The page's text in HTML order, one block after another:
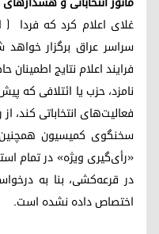
غلای اعلام کرد که فردا (
سراسر عراق برگزار
فرایند اعلام نتایج
نامزد، حزب یا ائتلافی که
فعالیت‌های انتخاباتی کند،
سخنگوی کمیسیون همچنین
در قرعه‌کشی، بنا به
اختصاص داده نشده است.